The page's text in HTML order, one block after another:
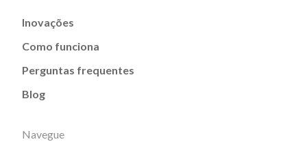
Inovações
Como funciona
Perguntas frequentes
Blog
Navegue